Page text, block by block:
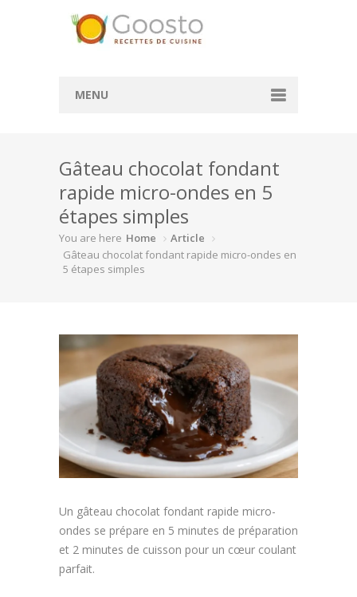
MENU
Convertisseur de mesure
Convertisseur cl en g
Convertisseur ml en cl
Rechercher des recettes
À la une
Article
Aliments
Europe
Contact
Gâteau chocolat fondant
rapide micro-ondes en 5
étapes simples
You are here Home
Article
Gâteau chocolat fondant rapide micro-ondes en
5 étapes simples
Un gâteau chocolat fondant rapide micro-
ondes se prépare en 5 minutes de préparation
et 2 minutes de cuisson pour un cœur coulant
parfait.